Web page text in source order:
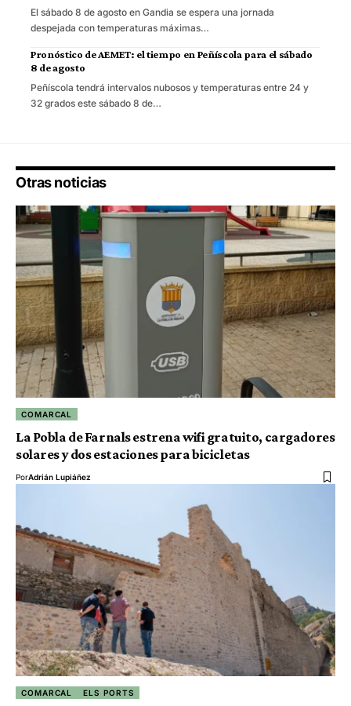
El sábado 8 de agosto en Gandia se espera una jornada
despejada con temperaturas máximas…
Pronóstico de AEMET: el tiempo en Peñíscola para el sábado
8 de agosto
Peñíscola tendrá intervalos nubosos y temperaturas entre 24 y
32 grados este sábado 8 de…
Otras noticias
COMARCAL
La Pobla de Farnals estrena wifi gratuito, cargadores
solares y dos estaciones para bicicletas
PorAdrián Lupiáñez
COMARCAL ELS PORTS